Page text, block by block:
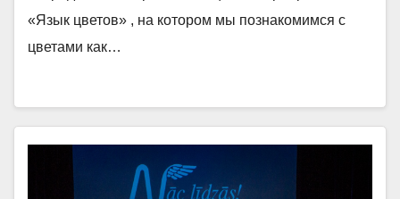
«Язык цветов» , на котором мы познакомимся с
цветами как…